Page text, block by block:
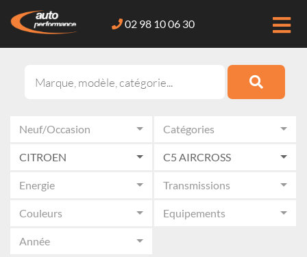
02 98 10 06 30
Neuf/Occasion Catégories
CITROEN C5 AIRCROSS
Energie Transmissions
Couleurs Equipements
Année